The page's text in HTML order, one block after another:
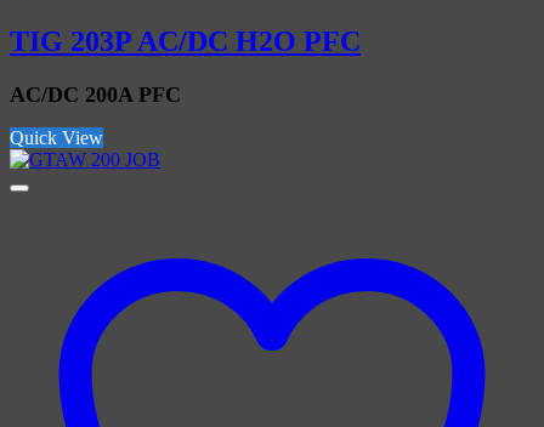
TIG 203P AC/DC H2O PFC
AC/DC 200A PFC
Quick View